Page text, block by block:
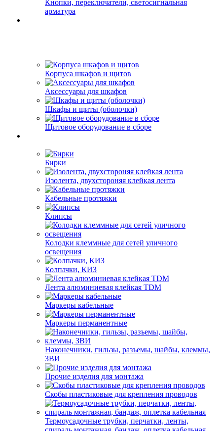
Кнопки, переключатели, светосигнальная
арматура
Корпуса шкафов и щитов
Аксессуары для шкафов
Шкафы и щиты (оболочки)
Щитовое оборудование в сборе
Бирки
Изолента, двухстороняя клейкая лента
Кабельные протяжки
Клипсы
Колодки клеммные для сетей уличного
освещения
Колпачки, КИЗ
Лента алюминиевая клейкая TDM
Маркеры кабельные
Маркеры перманентные
Наконечники, гильзы, разъемы, шайбы, клеммы,
ЗВИ
Прочие изделия для монтажа
Скобы пластиковые для крепления проводов
Термоусадочные трубки, перчатки, ленты,